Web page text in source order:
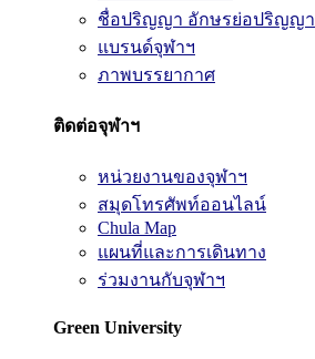
ชื่อปริญญา อักษรย่อปริญญา
แบรนด์จุฬาฯ
ภาพบรรยากาศ
ติดต่อจุฬาฯ
หน่วยงานของจุฬาฯ
สมุดโทรศัพท์ออนไลน์
Chula Map
แผนที่และการเดินทาง
ร่วมงานกับจุฬาฯ
Green University